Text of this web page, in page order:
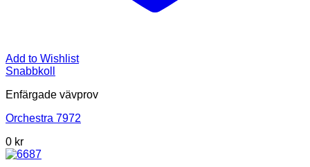
Add to Wishlist
Snabbkoll
Enfärgade vävprov
Orchestra 7972
0 kr